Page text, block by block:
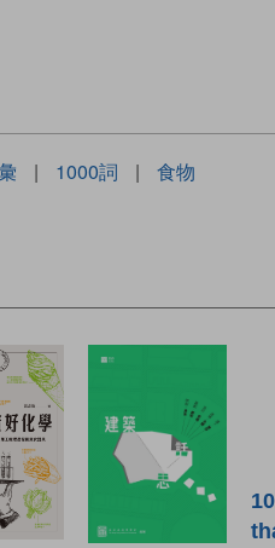
| 1000詞 | 食物